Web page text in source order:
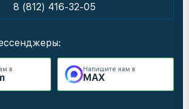
8 (812) 416-32-05
в Напишите нам в
MAX